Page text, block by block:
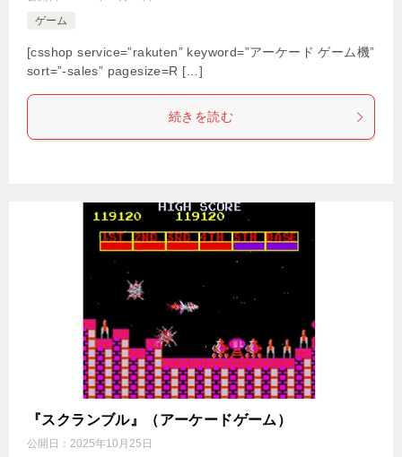
ゲーム
[csshop service=”rakuten” keyword=”アーケード ゲーム機”
sort=”-sales” pagesize=R […]
続きを読む
『スクランブル』（アーケードゲーム）
公開日： 2025年10月25日